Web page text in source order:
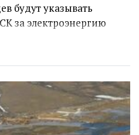
будут указывать
за электроэнергию